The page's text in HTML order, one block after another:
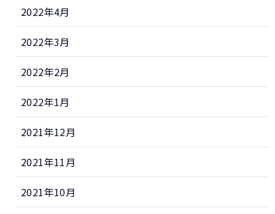
2022年4月
2022年3月
2022年2月
2022年1月
2021年12月
2021年11月
2021年10月